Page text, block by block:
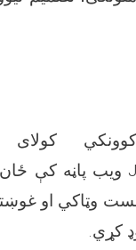
ویب پاڼه کې
وټاکي او
کړي